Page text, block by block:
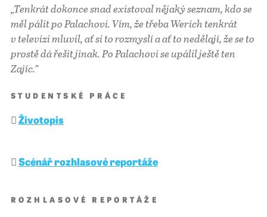
„Tenkrát dokonce snad existoval nějaký seznam, kdo se
měl pálit po Palachovi. Vím, že třeba Werich tenkrát
v televizi mluvil, ať si to rozmyslí a ať to nedělají, že se to
prostě dá řešit jinak. Po Palachovi se upálil ještě ten
Zajíc.”
STUDENTSKÉ PRÁCE
Životopis
Scénář rozhlasové reportáže
ROZHLASOVÉ REPORTÁŽE